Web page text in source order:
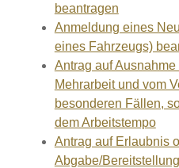
beantragen
Anmeldung eines
eines Fahrzeugs)
Antrag auf
Mehrarbeit und vom
besonderen Fällen,
dem Arbeitstempo
Antrag auf Erlaubnis
Abgabe/